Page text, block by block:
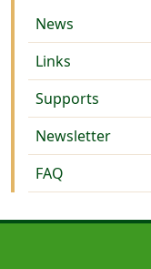
News
Links
Supports
Newsletter
FAQ